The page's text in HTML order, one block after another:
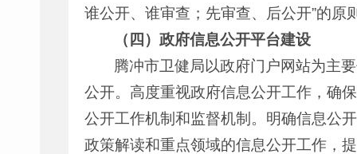
谁公开、谁审查；先审查、后公开”的原
（四）政府信息公开平台建设
腾冲市卫健局以政府门户网站为主
公开。高度重视政府信息公开工作，确
公开工作机制和监督机制。明确信息公
政策解读和重点领域的信息公开工作，